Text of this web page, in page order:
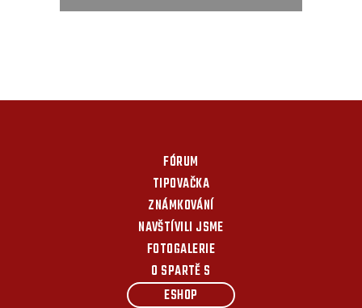
FÓRUM
TIPOVAČKA
ZNÁMKOVÁNÍ
NAVŠTÍVILI JSME
FOTOGALERIE
O SPARTĚ S
ESHOP